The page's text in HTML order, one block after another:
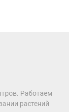
Работаем
растений